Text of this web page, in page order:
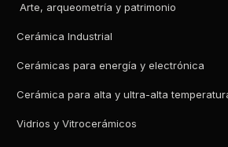
Arte, arqueometría y patrimonio
Cerámica Industrial
Cerámicas para energía y electrónica
Cerámica para alta y ultra-alta
Vidrios y Vitrocerámicos